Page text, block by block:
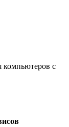
компьютеров с